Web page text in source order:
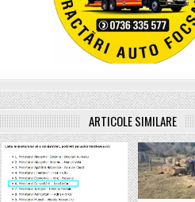
ARTICOLE SIMILARE